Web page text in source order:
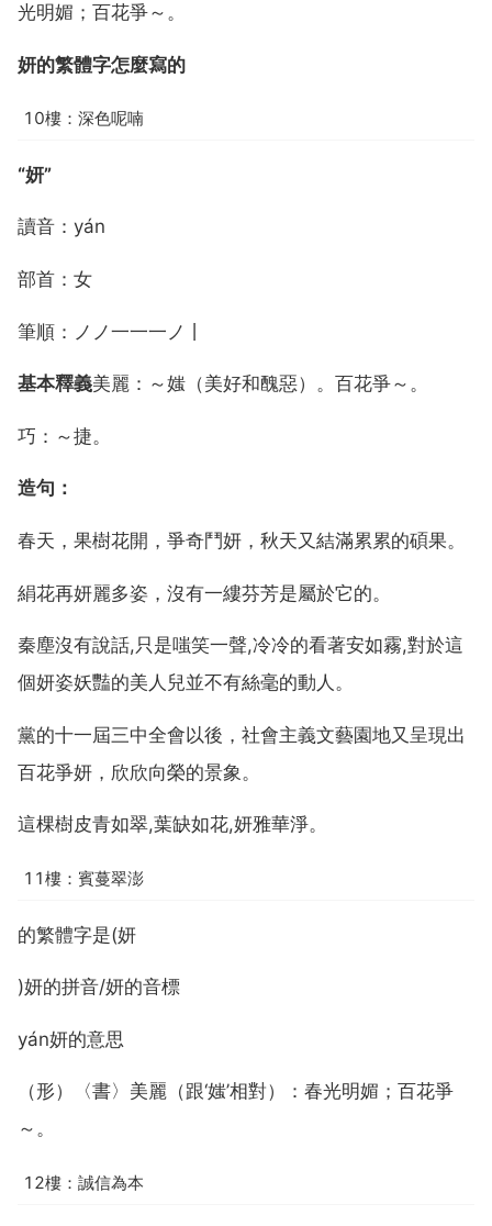
光明媚；百花爭～。
妍的繁體字怎麼寫的
10樓：深色呢喃
“妍”
讀音：yán
部首：女
筆順：ノノ一一一ノ丨
基本釋義美麗：～媸（美好和醜惡）。百花爭～。
巧：～捷。
造句：
春天，果樹花開，爭奇鬥妍，秋天又結滿累累的碩果。
絹花再妍麗多姿，沒有一縷芬芳是屬於它的。
秦塵沒有說話,只是嗤笑一聲,冷冷的看著安如霧,對於這
個妍姿妖豔的美人兒並不有絲毫的動人。
黨的十一屆三中全會以後，社會主義文藝園地又呈現出
百花爭妍，欣欣向榮的景象。
這棵樹皮青如翠,葉缺如花,妍雅華淨。
11樓：賓蔓翠澎
的繁體字是(妍
)妍的拼音/妍的音標
yán妍的意思
（形）〈書〉美麗（跟‘媸’相對）：春光明媚；百花爭
～。
12樓：誠信為本